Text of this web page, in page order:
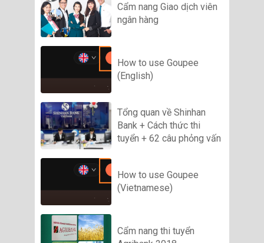
Cẩm nang Giao dịch viên
ngân hàng
How to use Goupee
(English)
Tổng quan về Shinhan
Bank + Cách thức thi
tuyển + 62 câu phỏng vấn
How to use Goupee
(Vietnamese)
Cẩm nang thi tuyển